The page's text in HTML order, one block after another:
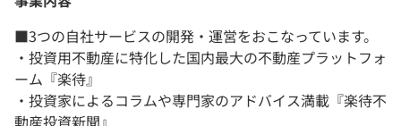
■3つの自社サービスの開発・運営をおこなっています。
・投資用不動産に特化した国内最大の不動産プラットフォ
ーム『楽待』
・投資家によるコラムや専門家のアドバイス満載『楽待不